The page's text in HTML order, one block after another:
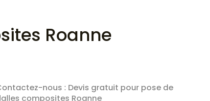
Roanne
nous : Devis gratuit pour pose de
composites Roanne